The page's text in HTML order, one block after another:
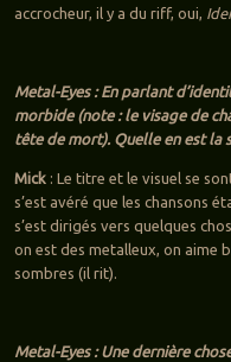
accrocheur, il y a du riff, oui,
Metal-Eyes : En parlant
morbide (note : le visage de
tête de mort). Quelle en est la
Mick: Le titre et le visuel se
s’est avéré que les chansons
s’est dirigés vers quelques
on est des metalleux, on aime
sombres (il rit).
Metal-Eyes : Une dernière